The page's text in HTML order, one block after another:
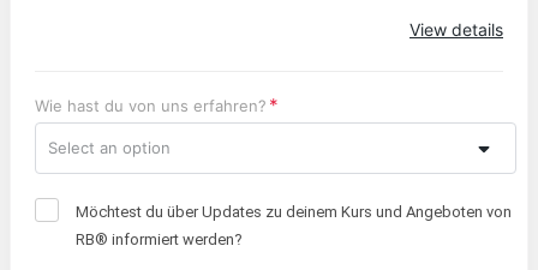
View details
Wie hast du von uns erfahren?
Select an option
Möchtest du über Updates zu deinem Kurs und Angeboten von
RB® informiert werden?